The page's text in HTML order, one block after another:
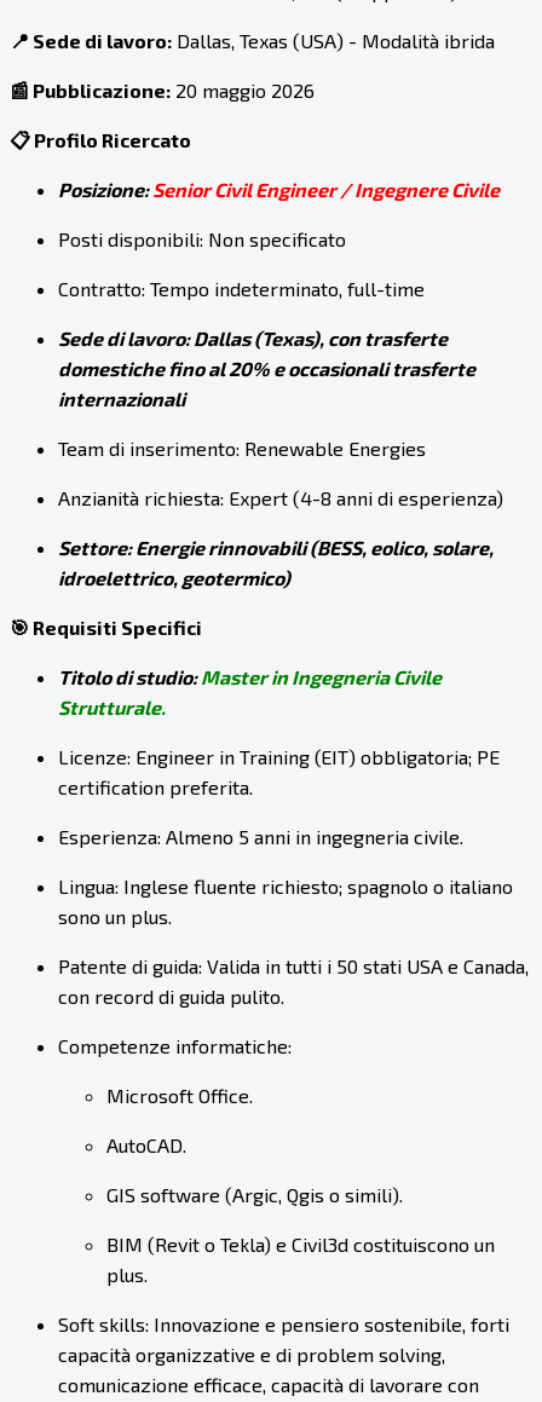
📍 Sede di lavoro: Dallas, Texas (USA) - Modalità ibrida
📰 Pubblicazione: 20 maggio 2026
📋 Profilo Ricercato
Posizione:Senior Civil Engineer / Ingegnere Civile
Posti disponibili: Non specificato
Contratto: Tempo indeterminato, full-time
Sede di lavoro: Dallas (Texas), con trasferte
domestiche fino al 20% e occasionali trasferte
internazionali
Team di inserimento: Renewable Energies
Anzianità richiesta: Expert (4-8 anni di esperienza)
Settore: Energie rinnovabili (BESS, eolico, solare,
idroelettrico, geotermico)
🎯 Requisiti Specifici
Titolo di studio:Master in Ingegneria Civile
Strutturale.
Licenze: Engineer in Training (EIT) obbligatoria; PE
certification preferita.
Esperienza: Almeno 5 anni in ingegneria civile.
Lingua: Inglese fluente richiesto; spagnolo o italiano
sono un plus.
Patente di guida: Valida in tutti i 50 stati USA e Canada,
con record di guida pulito.
Competenze informatiche:
Microsoft Office.
AutoCAD.
GIS software (Argic, Qgis o simili).
BIM (Revit o Tekla) e Civil3d costituiscono un
plus.
Soft skills: Innovazione e pensiero sostenibile, forti
capacità organizzative e di problem solving,
comunicazione efficace, capacità di lavorare con